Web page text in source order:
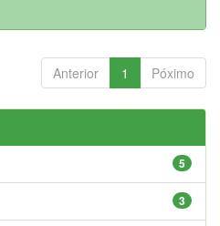
Anterior 1 Póximo
5
3